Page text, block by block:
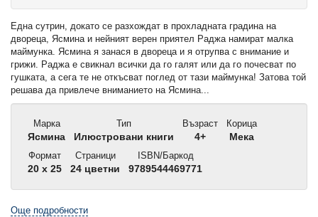
Една сутрин, докато се разхождат в прохладната градина на
двореца, Ясмина и нейният верен приятел Раджа намират малка
маймунка. Ясмина я занася в двореца и я отрупва с внимание и
грижи. Раджа е свикнал всички да го галят или да го почесват по
гушката, а сега те не откъсват поглед от тази маймунка! Затова той
решава да привлече вниманието на Ясмина...
Марка
Ясмина
Тип
Илюстровани книги
Възраст
4+
Корица
Мека
Формат
20 x 25
Страници
24 цветни
ISBN/Баркод
9789544469771
Още подробности